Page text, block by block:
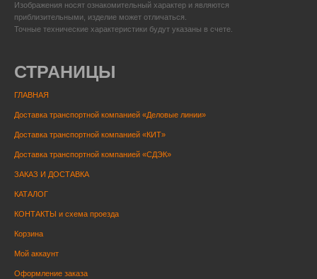
Изображения носят ознакомительный характер и являются
приблизительными, изделие может отличаться.
Точные технические характеристики будут указаны в счете.
СТРАНИЦЫ
ГЛАВНАЯ
Доставка транспортной компанией «Деловые линии»
Доставка транспортной компанией «КИТ»
Доставка транспортной компанией «СДЭК»
ЗАКАЗ И ДОСТАВКА
КАТАЛОГ
КОНТАКТЫ и схема проезда
Корзина
Мой аккаунт
Оформление заказа